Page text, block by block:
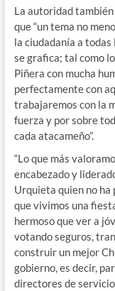
La autoridad
que “un tema no
la ciudadanía a
se grafica; tal como
Piñera con mucha
perfectamente con
trabajaremos con la
fuerza y por sobre
cada atacameño”.
“Lo que más
encabezado y
Urquieta quien no ha
que vivimos una
hermoso que ver a
votando seguros,
construir un mejor
gobierno, es decir,
directores de